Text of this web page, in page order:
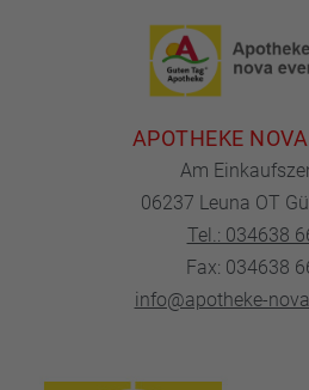
APOTHEKE
Am
06237 Leuna OT
Tel.: 034638
Fax: 034638
info@apotheke-